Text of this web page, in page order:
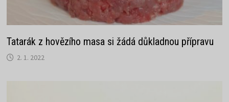
Tatarák z hovězího masa si žádá důkladnou přípravu
2. 1. 2022